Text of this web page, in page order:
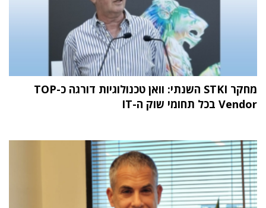
מחקר STKI השנתי: וואן טכנולוגיות דורגה כ-TOP
Vendor בכל תחומי שוק ה-IT